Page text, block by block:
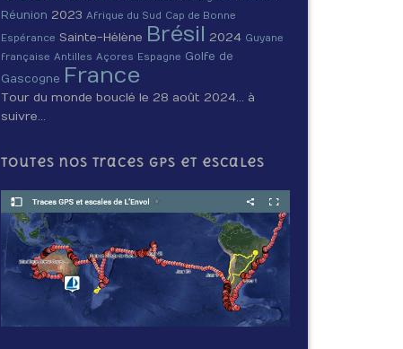
Réunion 2023Afrique du Sud Cap de Bonne
Espérance Sainte-Hélène Brésil 2024 Guyane
française Antilles Açores Espagne Golfe de
Gascogne France
Tour du monde bouclé le 28 août 2024… à
suivre…
Toutes nos traces GPS et escales